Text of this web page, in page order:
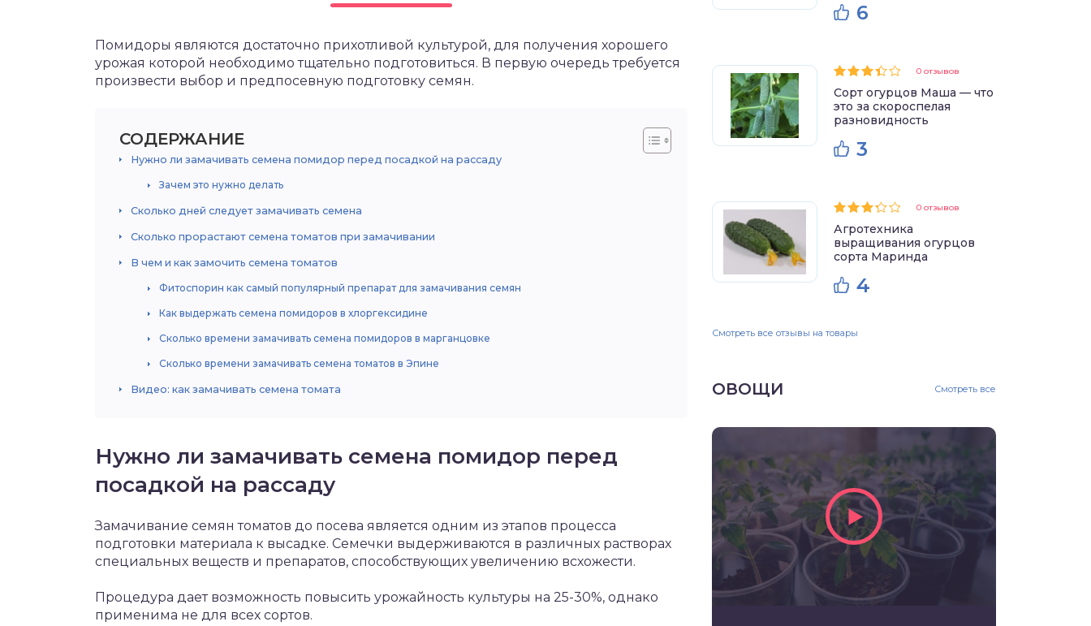
Помидоры являются достаточно прихотливой культурой, для получения хорошего
урожая которой необходимо тщательно подготовиться. В первую очередь требуется
произвести выбор и предпосевную подготовку семян.
СОДЕРЖАНИЕ
Нужно ли замачивать семена помидор перед посадкой на рассаду
Зачем это нужно делать
Сколько дней следует замачивать семена
Сколько прорастают семена томатов при замачивании
В чем и как замочить семена томатов
Фитоспорин как самый популярный препарат для замачивания семян
Как выдержать семена помидоров в хлоргексидине
Сколько времени замачивать семена помидоров в марганцовке
Сколько времени замачивать семена томатов в Эпине
Видео: как замачивать семена томата
Нужно ли замачивать семена помидор перед
посадкой на рассаду
Замачивание семян томатов до посева является одним из этапов процесса
подготовки материала к высадке. Семечки выдерживаются в различных растворах
специальных веществ и препаратов, способствующих увеличению всхожести.
Процедура дает возможность повысить урожайность культуры на 25-30%, однако
применима не для всех сортов.
6
0 отзывов
Сорт огурцов Маша — что
это за скороспелая
разновидность
3
0 отзывов
Агротехника
выращивания огурцов
сорта Маринда
4
Смотреть все отзывы на товары
ОВОЩИ Смотреть все